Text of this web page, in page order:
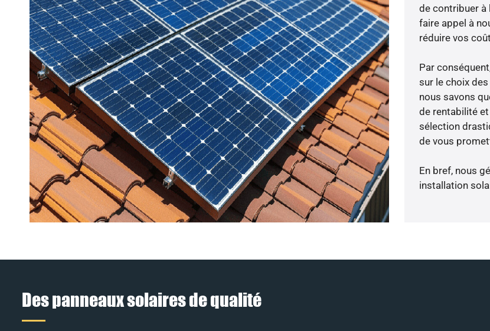
de contribuer à
faire appel à
réduire vos
Par
sur le choix
nous savons
de rentabilité et
sélection
de vous
En bref, nous
installation
Des panneaux solaires de qualité